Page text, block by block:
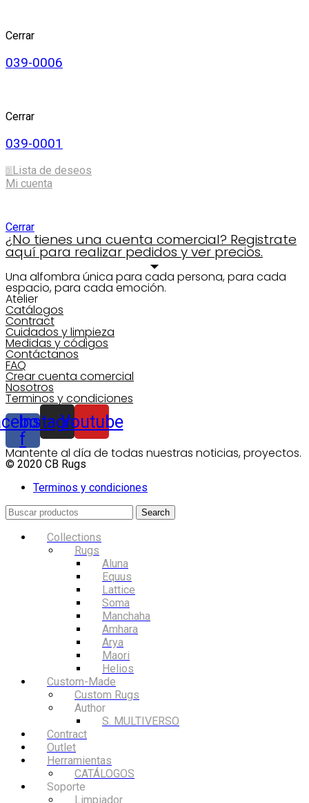
Cerrar
039-0006
Cerrar
039-0001
0 Lista de deseos
Mi cuenta
Cerrar
¿No tienes una cuenta comercial? Registrate
aquí para realizar pedidos y ver precios.
Una alfombra única para cada persona, para cada
espacio, para cada emoción.
Atelier
Catálogos
Contract
Cuidados y limpieza
Medidas y códigos
Contáctanos
FAQ
Crear cuenta comercial
Nosotros
Terminos y condiciones
f
Instagram
Youtube
Mantente al día de todas nuestras noticias, proyectos.
© 2020 CB Rugs
Terminos y condiciones
Search
Collections
Rugs
Aluna
Equus
Lattice
Soma
Manchaha
Amhara
Arya
Maori
Helios
Custom-Made
Custom Rugs
Author
S. MULTIVERSO
Contract
Outlet
Herramientas
CATÁLOGOS
Soporte
Limpiador